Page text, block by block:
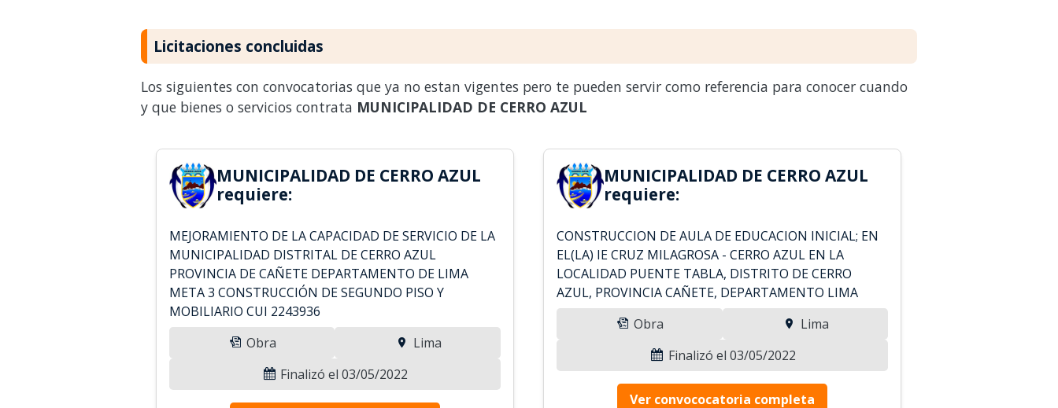
Licitaciones concluidas
Los siguientes con convocatorias que ya no estan vigentes pero te pueden servir como referencia para conocer cuando
y que bienes o servicios contrata MUNICIPALIDAD DE CERRO AZUL
MUNICIPALIDAD DE CERRO AZUL
requiere:
MEJORAMIENTO DE LA CAPACIDAD DE SERVICIO DE LA
MUNICIPALIDAD DISTRITAL DE CERRO AZUL
PROVINCIA DE CAÑETE DEPARTAMENTO DE LIMA
META 3 CONSTRUCCIÓN DE SEGUNDO PISO Y
MOBILIARIO CUI 2243936
Obra
Lima
Finalizó el 03/05/2022
MUNICIPALIDAD DE CERRO AZUL
requiere:
CONSTRUCCION DE AULA DE EDUCACION INICIAL; EN
EL(LA) IE CRUZ MILAGROSA - CERRO AZUL EN LA
LOCALIDAD PUENTE TABLA, DISTRITO DE CERRO
AZUL, PROVINCIA CAÑETE, DEPARTAMENTO LIMA
Obra
Lima
Finalizó el 03/05/2022
Ver convococatoria completa